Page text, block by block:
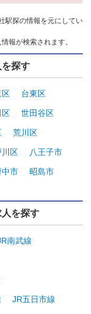
駅探の情報を元にしてい
報が検索されます。
探す
区 台東区
区 世田谷区
荒川区
川区 八王子市
中市
昭島市
を探す
南武線
JR五日市線